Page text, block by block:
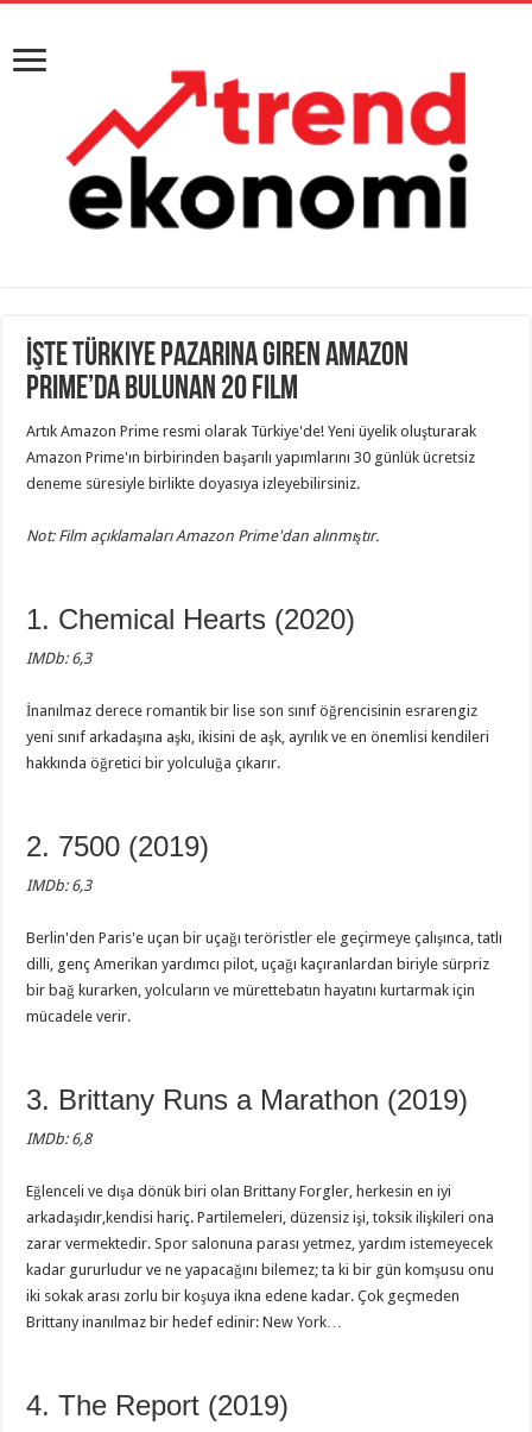
İşte Türkiye Pazarına Giren Amazon
Prime’da Bulunan 20 Film
Artık Amazon Prime resmi olarak Türkiye'de! Yeni üyelik oluşturarak
Amazon Prime'ın birbirinden başarılı yapımlarını 30 günlük ücretsiz
deneme süresiyle birlikte doyasıya izleyebilirsiniz.
Not: Film açıklamaları Amazon Prime'dan alınmıştır.
1. Chemical Hearts (2020)
IMDb: 6,3
İnanılmaz derece romantik bir lise son sınıf öğrencisinin esrarengiz
yeni sınıf arkadaşına aşkı, ikisini de aşk, ayrılık ve en önemlisi kendileri
hakkında öğretici bir yolculuğa çıkarır.
2. 7500 (2019)
IMDb: 6,3
Berlin'den Paris'e uçan bir uçağı teröristler ele geçirmeye çalışınca, tatlı
dilli, genç Amerikan yardımcı pilot, uçağı kaçıranlardan biriyle sürpriz
bir bağ kurarken, yolcuların ve mürettebatın hayatını kurtarmak için
mücadele verir.
3. Brittany Runs a Marathon (2019)
IMDb: 6,8
Eğlenceli ve dışa dönük biri olan Brittany Forgler, herkesin en iyi
arkadaşıdır,kendisi hariç. Partilemeleri, düzensiz işi, toksik ilişkileri ona
zarar vermektedir. Spor salonuna parası yetmez, yardım istemeyecek
kadar gururludur ve ne yapacağını bilemez; ta ki bir gün komşusu onu
iki sokak arası zorlu bir koşuya ikna edene kadar. Çok geçmeden
Brittany inanılmaz bir hedef edinir: New York…
4. The Report (2019)